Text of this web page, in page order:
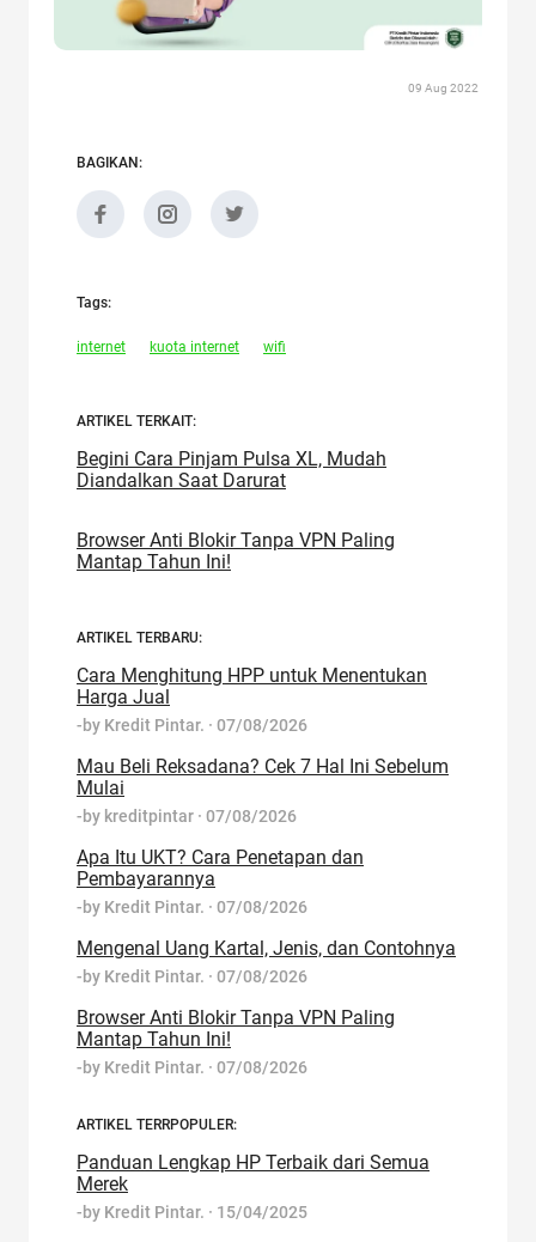
09 Aug 2022
BAGIKAN:
Tags:
internet kuota internet wifi
ARTIKEL TERKAIT:
Begini Cara Pinjam Pulsa XL, Mudah
Diandalkan Saat Darurat
Browser Anti Blokir Tanpa VPN Paling
Mantap Tahun Ini!
ARTIKEL TERBARU:
Cara Menghitung HPP untuk Menentukan
Harga Jual
-by Kredit Pintar. · 07/08/2026
Mau Beli Reksadana? Cek 7 Hal Ini Sebelum
Mulai
-by kreditpintar · 07/08/2026
Apa Itu UKT? Cara Penetapan dan
Pembayarannya
-by Kredit Pintar. · 07/08/2026
Mengenal Uang Kartal, Jenis, dan Contohnya
-by Kredit Pintar. · 07/08/2026
Browser Anti Blokir Tanpa VPN Paling
Mantap Tahun Ini!
-by Kredit Pintar. · 07/08/2026
ARTIKEL TERRPOPULER:
Panduan Lengkap HP Terbaik dari Semua
Merek
-by Kredit Pintar. · 15/04/2025